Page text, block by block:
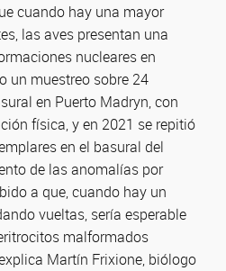
cuando hay una mayor
las aves presentan una
nucleares en
un muestreo sobre 24
en Puerto Madryn, con
física, y en 2021 se repitió
en el basural del
de las anomalías por
a que, cuando hay un
vueltas, sería esperable
malformados
Martín Frixione, biólogo